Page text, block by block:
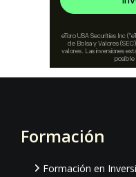
Footer
Formación
Formación en